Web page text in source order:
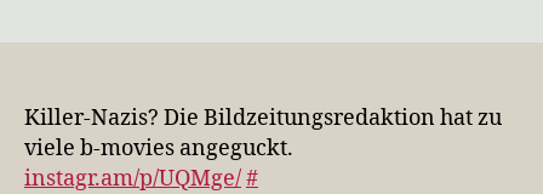
Killer-Nazis? Die Bildzeitungsredaktion hat zu
viele b-movies angeguckt.
instagr.am/p/UQMge/#